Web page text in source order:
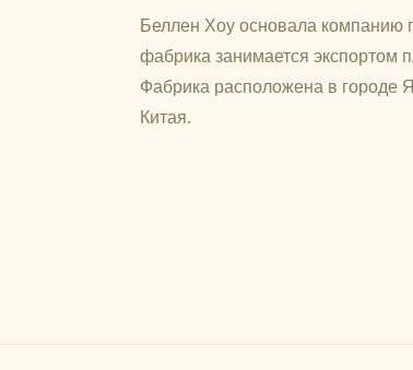
Беллен Хоу основала компанию
фабрика занимается экспортом
Фабрика расположена в городе
Китая.